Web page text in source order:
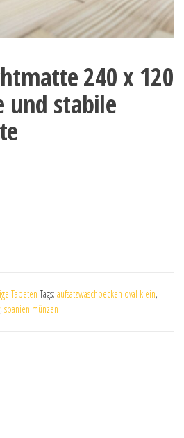
240 x 120
und stabile
Tapeten Tags: aufsatzwaschbecken oval klein,
, spanien münzen